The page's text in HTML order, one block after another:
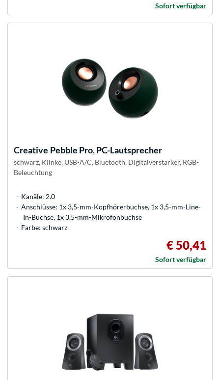
Sofort verfügbar
Creative Pebble Pro, PC-Lautsprecher
schwarz, Klinke, USB-A/C, Bluetooth, Digitalverstärker, RGB-
Beleuchtung
Kanäle: 2.0
Anschlüsse: 1x 3,5-mm-Kopfhörerbuchse, 1x 3,5-mm-Line-
In-Buchse, 1x 3,5-mm-Mikrofonbuchse
Farbe: schwarz
€ 50,41
Sofort verfügbar